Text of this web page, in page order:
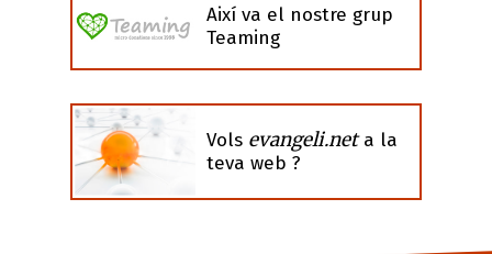
Així va el nostre grup
Teaming
Vols evangeli.neta la
teva web ?